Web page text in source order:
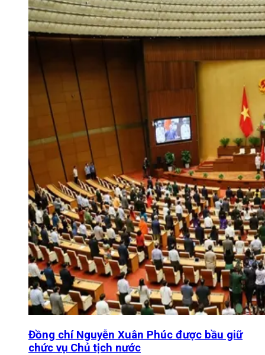
Đồng chí Nguyễn Xuân Phúc được bầu giữ
chức vụ Chủ tịch nước